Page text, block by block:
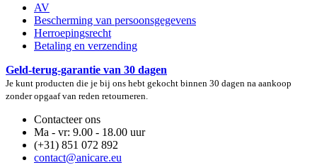
AV
Bescherming van persoonsgegevens
Herroepingsrecht
Betaling en verzending
Geld-terug-garantie van 30 dagen
Je kunt producten die je bij ons hebt gekocht binnen 30 dagen na aankoop
zonder opgaaf van reden retourneren.
Contacteer ons
Ma - vr: 9.00 - 18.00 uur
(+31) 851 072 892
contact@anicare.eu